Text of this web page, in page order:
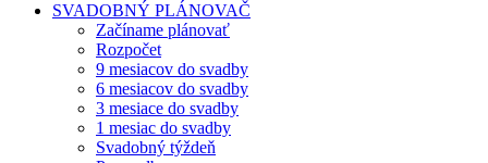
SVADOBNÝ PLÁNOVAČ
Začíname plánovať
Rozpočet
9 mesiacov do svadby
6 mesiacov do svadby
3 mesiace do svadby
1 mesiac do svadby
Svadobný týždeň